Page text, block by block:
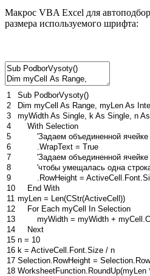
Макрос VBA Excel для
размера используемого шрифта:
1
2
3
4
5
6
7
8
9
10
11
12
13
14
15
16
17
18
Sub PodborVysoty()
Dim myCell As Range, myLen As
myWidth As Single, k As Single, n As
With Selection
'Задаем объединенной ячейке
.WrapText = True
'Задаем объединенной
'чтобы умещалась одна
. RowHeight = ActiveCell . Font.
End With
myLen = Len(CStr(ActiveCell ))
For Each myCell In Selection
myWidth = myWidth + myCell .
Next
n = 10
k = ActiveCell . Font.Size / n
Selection. RowHeight = Selection.
WorksheetFunction. RoundUp(myLen